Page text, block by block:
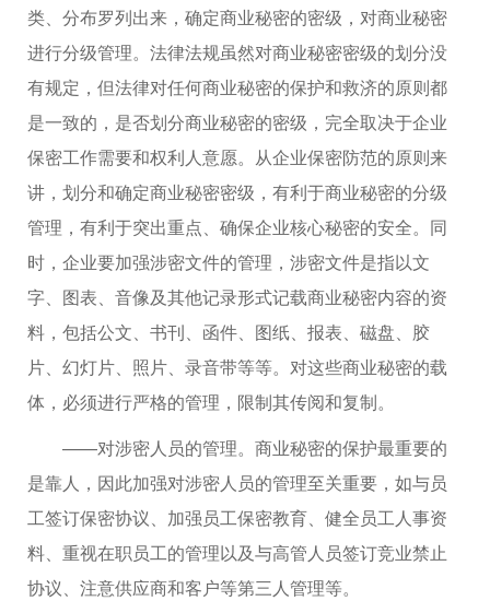
类、分布罗列出来，确定商业秘密的密级，对商业秘密
进行分级管理。法律法规虽然对商业秘密密级的划分没
有规定，但法律对任何商业秘密的保护和救济的原则都
是一致的，是否划分商业秘密的密级，完全取决于企业
保密工作需要和权利人意愿。从企业保密防范的原则来
讲，划分和确定商业秘密密级，有利于商业秘密的分级
管理，有利于突出重点、确保企业核心秘密的安全。同
时，企业要加强涉密文件的管理，涉密文件是指以文
字、图表、音像及其他记录形式记载商业秘密内容的资
料，包括公文、书刊、函件、图纸、报表、磁盘、胶
片、幻灯片、照片、录音带等等。对这些商业秘密的载
体，必须进行严格的管理，限制其传阅和复制。
——对涉密人员的管理。商业秘密的保护最重要的
是靠人，因此加强对涉密人员的管理至关重要，如与员
工签订保密协议、加强员工保密教育、健全员工人事资
料、重视在职员工的管理以及与高管人员签订竞业禁止
协议、注意供应商和客户等第三人管理等。